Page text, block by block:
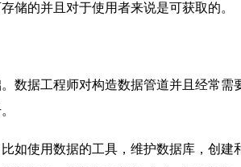
储的并且对于使用者来说是可获取的。
数据工程师对构造数据管道并且经常
如使用数据的工具，维护数据库，创